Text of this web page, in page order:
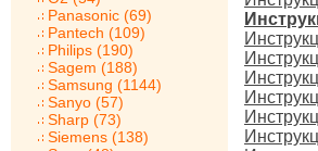
Panasonic (69)
Pantech (109)
Philips (190)
Sagem (188)
Samsung (1144)
Sanyo (57)
Sharp (73)
Siemens (138)